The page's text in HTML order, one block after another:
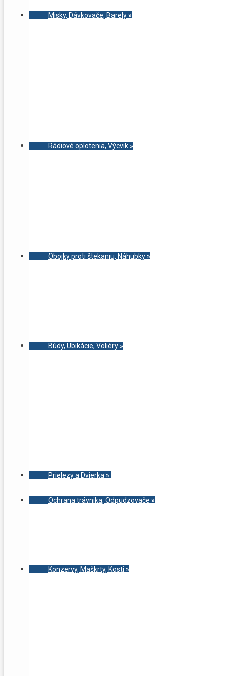
Misky, Dávkovače, Barely»
Rádiové oplotenia, Výcvik»
Obojky proti štekaniu, Náhubky»
Búdy, Ubikácie, Voliéry»
Prielezy a Dvierka »
Ochrana trávnika, Odpudzovače »
Konzervy, Maškrty, Kosti »